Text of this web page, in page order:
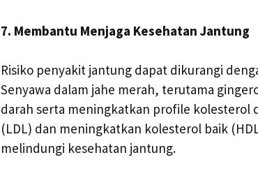
7. Membantu Menjaga Kesehatan Jantung
Risiko penyakit jantung dapat dikurangi
Senyawa dalam jahe merah, terutama
darah serta meningkatkan profile kolesterol
(LDL) dan meningkatkan kolesterol baik
melindungi kesehatan jantung.